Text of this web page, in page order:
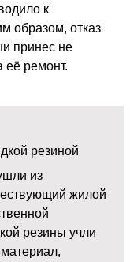
к
образом, отказ
принес не
её ремонт.
из
жилой
резины учли